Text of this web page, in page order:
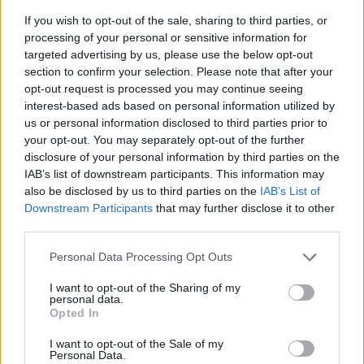
If you wish to opt-out of the sale, sharing to third parties, or
processing of your personal or sensitive information for
targeted advertising by us, please use the below opt-out
section to confirm your selection. Please note that after your
opt-out request is processed you may continue seeing
interest-based ads based on personal information utilized by
us or personal information disclosed to third parties prior to
your opt-out. You may separately opt-out of the further
disclosure of your personal information by third parties on the
IAB’s list of downstream participants. This information may
also be disclosed by us to third parties on the IAB’s List of
Downstream Participants that may further disclose it to other
Personal Data Processing Opt Outs
I want to opt-out of the Sharing of my
personal data.
Opted In
I want to opt-out of the Sale of my
Personal Data.
инспирација за многумина и потврда дека
политичкото учество е возможно за сите, без
разлика на потеклото.
© Vecer.mk, правата за текстот се на редакцијата
НАЈСКАПИОТ РАЗВОД ВО
ИСТОРИЈАТА НА ЈУЖНА КОРЕЈА -
Тајкун ќе и исплати 644
милиони долари на
поранешната сопруга
ДНЕВЕН ХОРОСКОП ЗА 24 ЈУЛИ -
Дали сте меѓу четирите
психолошки најсилни
хороскопски знаци?